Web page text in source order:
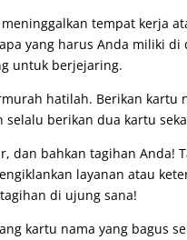
tempat kerja
yang harus Anda miliki di
untuk berjejaring.
hatilah. Berikan kartu
berikan dua kartu
dan bahkan tagihan Anda!
layanan atau
di ujung sana!
kartu nama yang bagus